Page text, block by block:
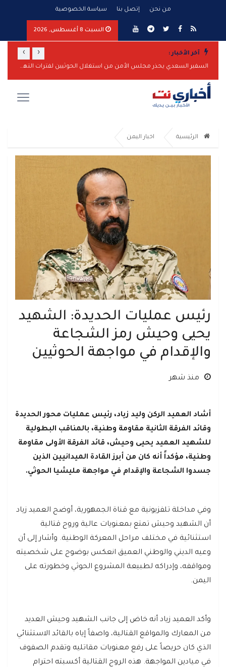
من نحن إتصل بنا سياسة الخصوصية
السبت 8 أغسطس, 2026
آخر الأخبار :
السفير السعدي يحذر مجلس الأمن من استغلال الحوثيين لفترات التهدئة لتعزيز قدراتهم
‹
›
الرئيسية اخبار اليمن
رئيس عمليات الحديدة: الشهيد
يحيى وحيش رمز الشجاعة
والإقدام في مواجهة الحوثيين
منذ شهر
أشاد العميد الركن وليد زياد، رئيس عمليات محور الحديدة
وقائد الفرقة الثانية مقاومة وطنية، بالمناقب البطولية
للشهيد العميد يحيى وحيش، قائد الفرقة الأولى مقاومة
وطنية، مؤكداً أنه كان من أبرز القادة الميدانيين الذين
جسدوا الشجاعة والإقدام في مواجهة مليشيا الحوثي.
وفي مداخلة تلفزيونية مع قناة الجمهورية، أوضح العميد زياد
أن الشهيد وحيش تمتع بمعنويات عالية وروح قتالية
استثنائية في مختلف مراحل المعركة الوطنية. وأشار إلى أن
وعيه الديني والوطني العميق انعكس بوضوح على شخصيته
ومواقفه، وإدراكه لطبيعة المشروع الحوثي وخطورته على
اليمن.
وأكد العميد زياد أنه خاض إلى جانب الشهيد وحيش العديد
من المعارك والمواقع القتالية، واصفاً إياه بالقائد الاستثنائي
الذي كان حريصاً على رفع معنويات مقاتليه وتقدم الصفوف
في ميادين المواجهة. هذه الروح القتالية أكسبته احترام